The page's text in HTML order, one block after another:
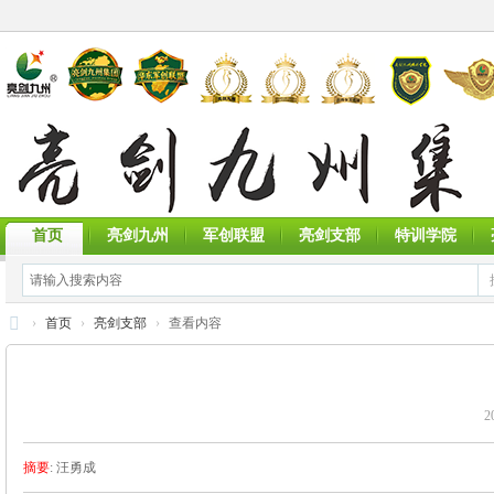
首页 亮剑九州 军创联盟 亮剑支部 特训学院
› 首页 › 亮剑支部 › 查看内容
摘要: 汪勇成